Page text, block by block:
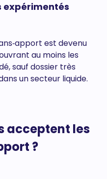
expérimentés
est devenu
au moins les
sauf dossier très
un secteur liquide.
acceptent les
?